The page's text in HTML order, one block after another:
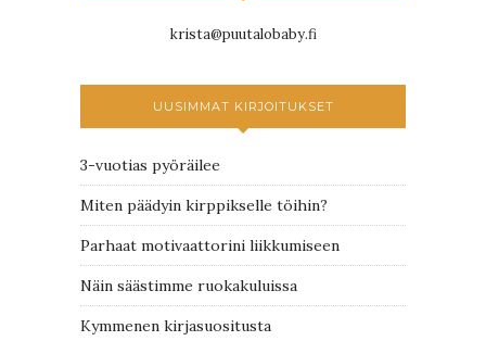
krista@puutalobaby.fi
UUSIMMAT KIRJOITUKSET
3-vuotias pyöräilee
Miten päädyin kirppikselle töihin?
Parhaat motivaattorini liikkumiseen
Näin säästimme ruokakuluissa
Kymmenen kirjasuositusta